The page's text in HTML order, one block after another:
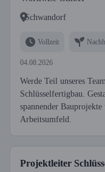
Schwandorf
Vollzeit
04.08.2026
Werde Teil unseres
Schlüsselfertigbau.
spannender
Arbeitsumfeld.
Projektleiter